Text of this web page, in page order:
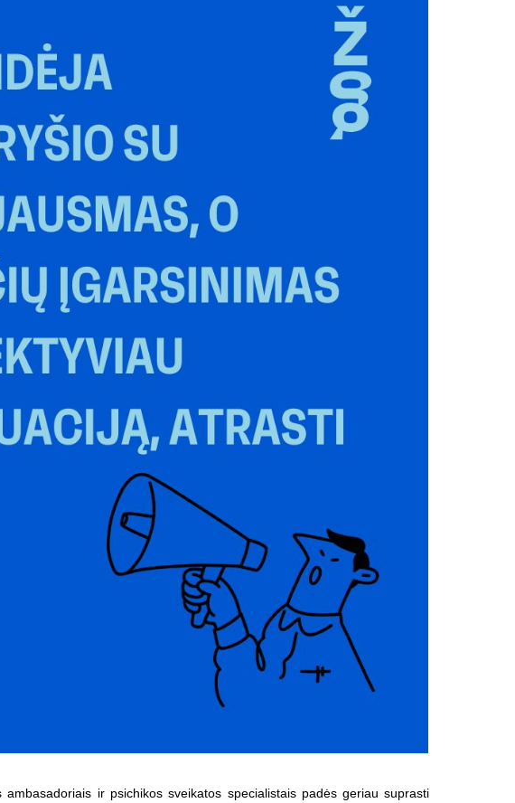
ir psichikos sveikatos specialistais padės geriau suprasti